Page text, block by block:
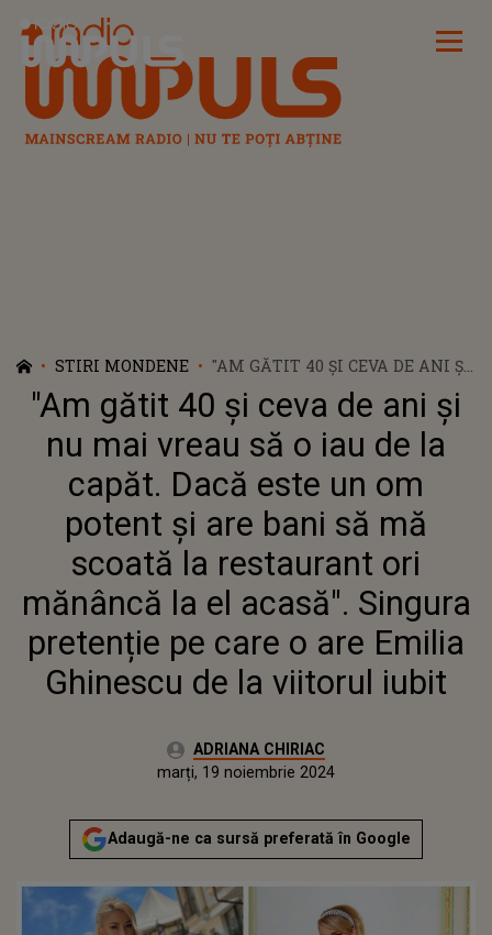
Radio Impuls
STIRI MONDENE
"AM GĂTIT 40 ȘI CEVA DE ANI ȘI
NU MAI VREAU SĂ O IAU DE LA
CAPĂT. DACĂ ESTE UN OM
POTENT ȘI ARE BANI SĂ MĂ
SCOATĂ LA RESTAURANT ORI
MĂNÂNCĂ LA EL ACASĂ".
SINGURA PRETENȚIE PE CARE O
ARE EMILIA GHINESCU DE LA
VIITORUL IUBIT
"Am gătit 40 și ceva de ani și
nu mai vreau să o iau de la
capăt. Dacă este un om
potent și are bani să mă
scoată la restaurant ori
mănâncă la el acasă". Singura
pretenție pe care o are Emilia
Ghinescu de la viitorul iubit
Autor:ADRIANA CHIRIAC
duminică, 19 noiembrie 2023
Actualizat:
marți, 19 noiembrie 2024
Adaugă-ne ca sursă preferată în Google